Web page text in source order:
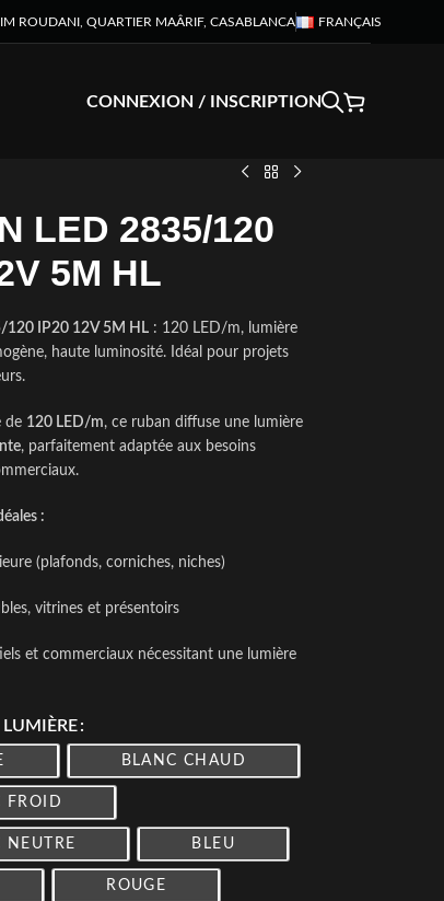
ROUDANI, QUARTIER MAÂRIF, CASABLANCA FRANÇAIS
CONNEXION / INSCRIPTION
LED 2835/120
5M HL
120 IP20 12V 5M HL: 120 LED/m, lumière
haute luminosité. Idéal pour projets
de 120 LED/m, ce ruban diffuse une lumière
, parfaitement adaptée aux besoins
:
(plafonds, corniches, niches)
vitrines et présentoirs
et commerciaux nécessitant une lumière
BLANC CHAUD
FROID
NEUTRE BLEU
ROUGE